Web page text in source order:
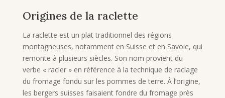
Origines de la raclette
La raclette est un plat traditionnel des régions
montagneuses, notamment en Suisse et en Savoie, qui
remonte à plusieurs siècles. Son nom provient du
verbe « racler » en référence à la technique de raclage
du fromage fondu sur les pommes de terre. À l’origine,
les bergers suisses faisaient fondre du fromage près